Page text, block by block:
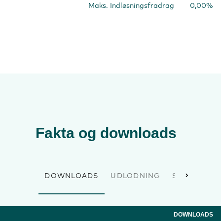
Maks. Indløsningsfradrag 0,00%
Fakta og downloads
DOWNLOADS UDLODNING STAMDATA
DOWNLOADS